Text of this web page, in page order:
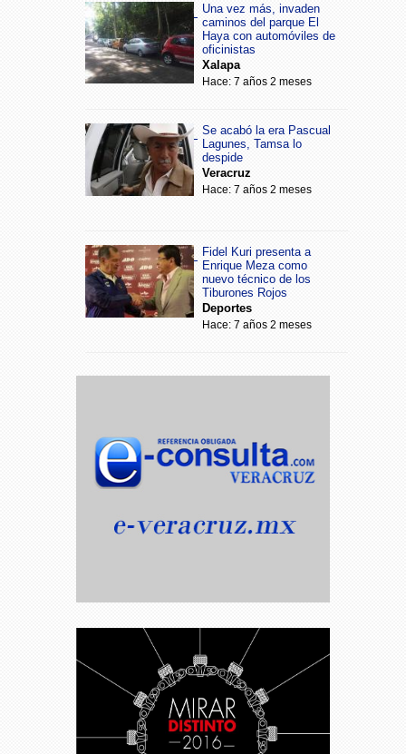
Una vez más, invaden
caminos del parque El
Haya con automóviles de
oficinistas
Xalapa
Hace: 7 años 2 meses
Se acabó la era Pascual
Lagunes, Tamsa lo
despide
Veracruz
Hace: 7 años 2 meses
Fidel Kuri presenta a
Enrique Meza como
nuevo técnico de los
Tiburones Rojos
Deportes
Hace: 7 años 2 meses